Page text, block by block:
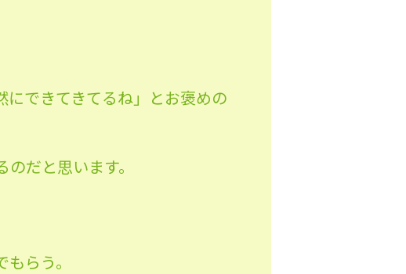
できてきてるね」とお褒めの
だと思います。
らう。